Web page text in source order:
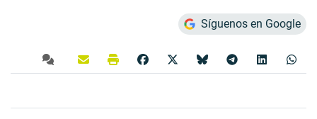
Síguenos en Google